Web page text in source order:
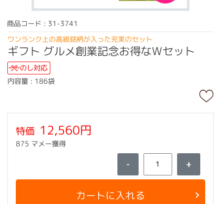
商品コード : 31-3741
ワンランク上の高級銘柄が入った充実のセット
ギフト グルメ創業記念お得なＷセット
のし対応
内容量 : 186袋
特価 12,560円
875 マメー獲得
- +
カートに入れる